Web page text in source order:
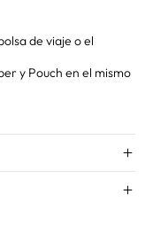
de viaje o el
y Pouch en el mismo